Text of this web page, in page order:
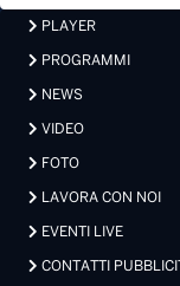
PLAYER
PROGRAMMI
NEWS
VIDEO
FOTO
LAVORA CON NOI
EVENTI LIVE
CONTATTI